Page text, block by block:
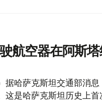
航空器在阿斯
据哈萨克斯坦交通部消
这是哈萨克斯坦历史上首